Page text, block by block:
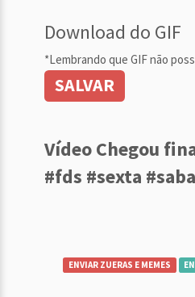
Download do GIF
*Lembrando que GIF não
SALVAR
Vídeo Chegou
#fds #sexta
ENVIAR ZUERAS E MEMES